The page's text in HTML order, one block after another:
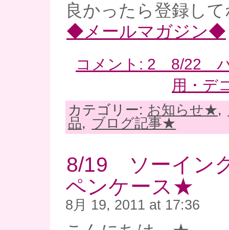
良かったら登録して
◆メールマガジン◆
コメント: 2 8/22
用・デ
カテゴリー: お知らせ★,
品, ブログ記事★
8/19 ソーイン
ペンケース★
8月 19, 2011 at 17:36